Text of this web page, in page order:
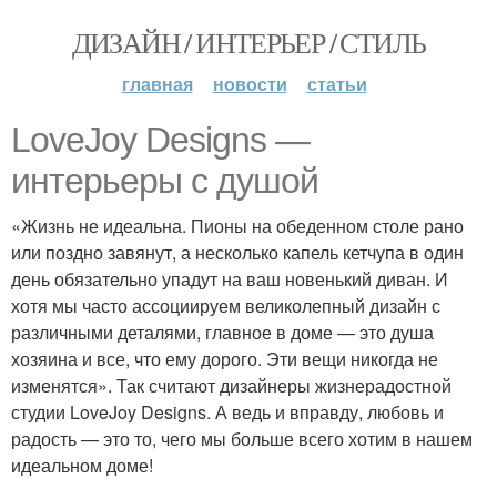
ДИЗАЙН / ИНТЕРЬЕР / СТИЛЬ
главная новости статьи
LoveJoy Designs —
интерьеры с душой
«Жизнь не идеальна. Пионы на обеденном столе рано
или поздно завянут, а несколько капель кетчупа в один
день обязательно упадут на ваш новенький диван. И
хотя мы часто ассоциируем великолепный дизайн с
различными деталями, главное в доме — это душа
хозяина и все, что ему дорого. Эти вещи никогда не
изменятся». Так считают дизайнеры жизнерадостной
студии LoveJoy Designs. А ведь и вправду, любовь и
радость — это то, чего мы больше всего хотим в нашем
идеальном доме!